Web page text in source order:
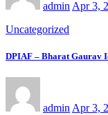
admin Apr 3,
Uncategorized
DPIAF – Bharat Gaurav
admin Apr 3,